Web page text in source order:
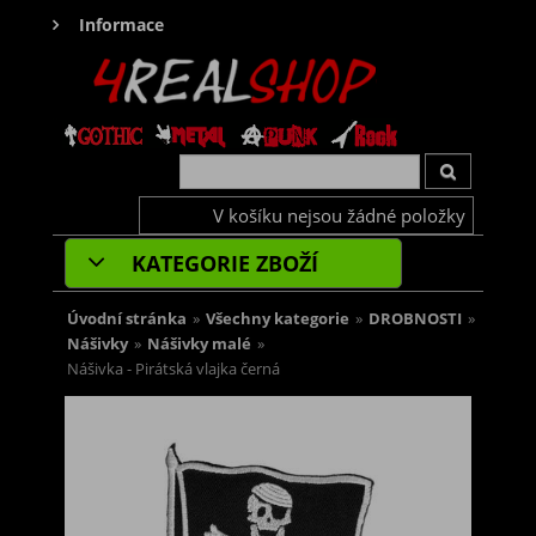
Informace
V košíku nejsou žádné položky
KATEGORIE ZBOŽÍ
Úvodní stránka » Všechny kategorie » DROBNOSTI »
Nášivky » Nášivky malé »
Nášivka - Pirátská vlajka černá